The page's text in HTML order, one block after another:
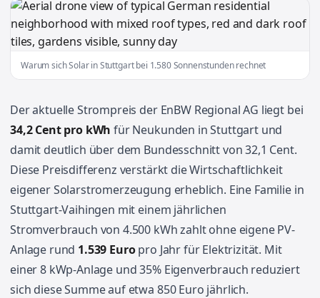
Warum sich Solar in Stuttgart bei 1.580 Sonnenstunden rechnet
Der aktuelle Strompreis der EnBW Regional AG liegt bei
34,2 Cent pro kWh für Neukunden in Stuttgart und
damit deutlich über dem Bundesschnitt von 32,1 Cent.
Diese Preisdifferenz verstärkt die Wirtschaftlichkeit
eigener Solarstromerzeugung erheblich. Eine Familie in
Stuttgart-Vaihingen mit einem jährlichen
Stromverbrauch von 4.500 kWh zahlt ohne eigene PV-
Anlage rund 1.539 Europro Jahr für Elektrizität. Mit
einer 8 kWp-Anlage und 35% Eigenverbrauch reduziert
sich diese Summe auf etwa 850 Euro jährlich.